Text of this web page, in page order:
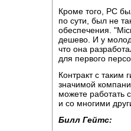
Кроме того, РС
по сути, был не
обеспечения.
дешево. И у
что она
для первого
Контракт с таким
значимой
можете работать
и со многими
Билл Гейтс: